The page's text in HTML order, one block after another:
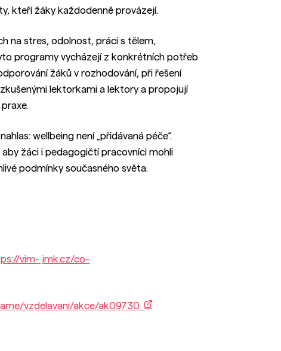
kteří žáky každodenně provázejí.
na stres, odolnost, práci s tělem,
programy vycházejí z konkrétních potřeb
žáků v rozhodování, při řešení
lektorkami a lektory a propojují
wellbeing není „přidávaná péče“.
žáci i pedagogičtí pracovníci mohli
podmínky současného světa.
vim- jmk.cz/co-
vzdelavani/akce/ak09730